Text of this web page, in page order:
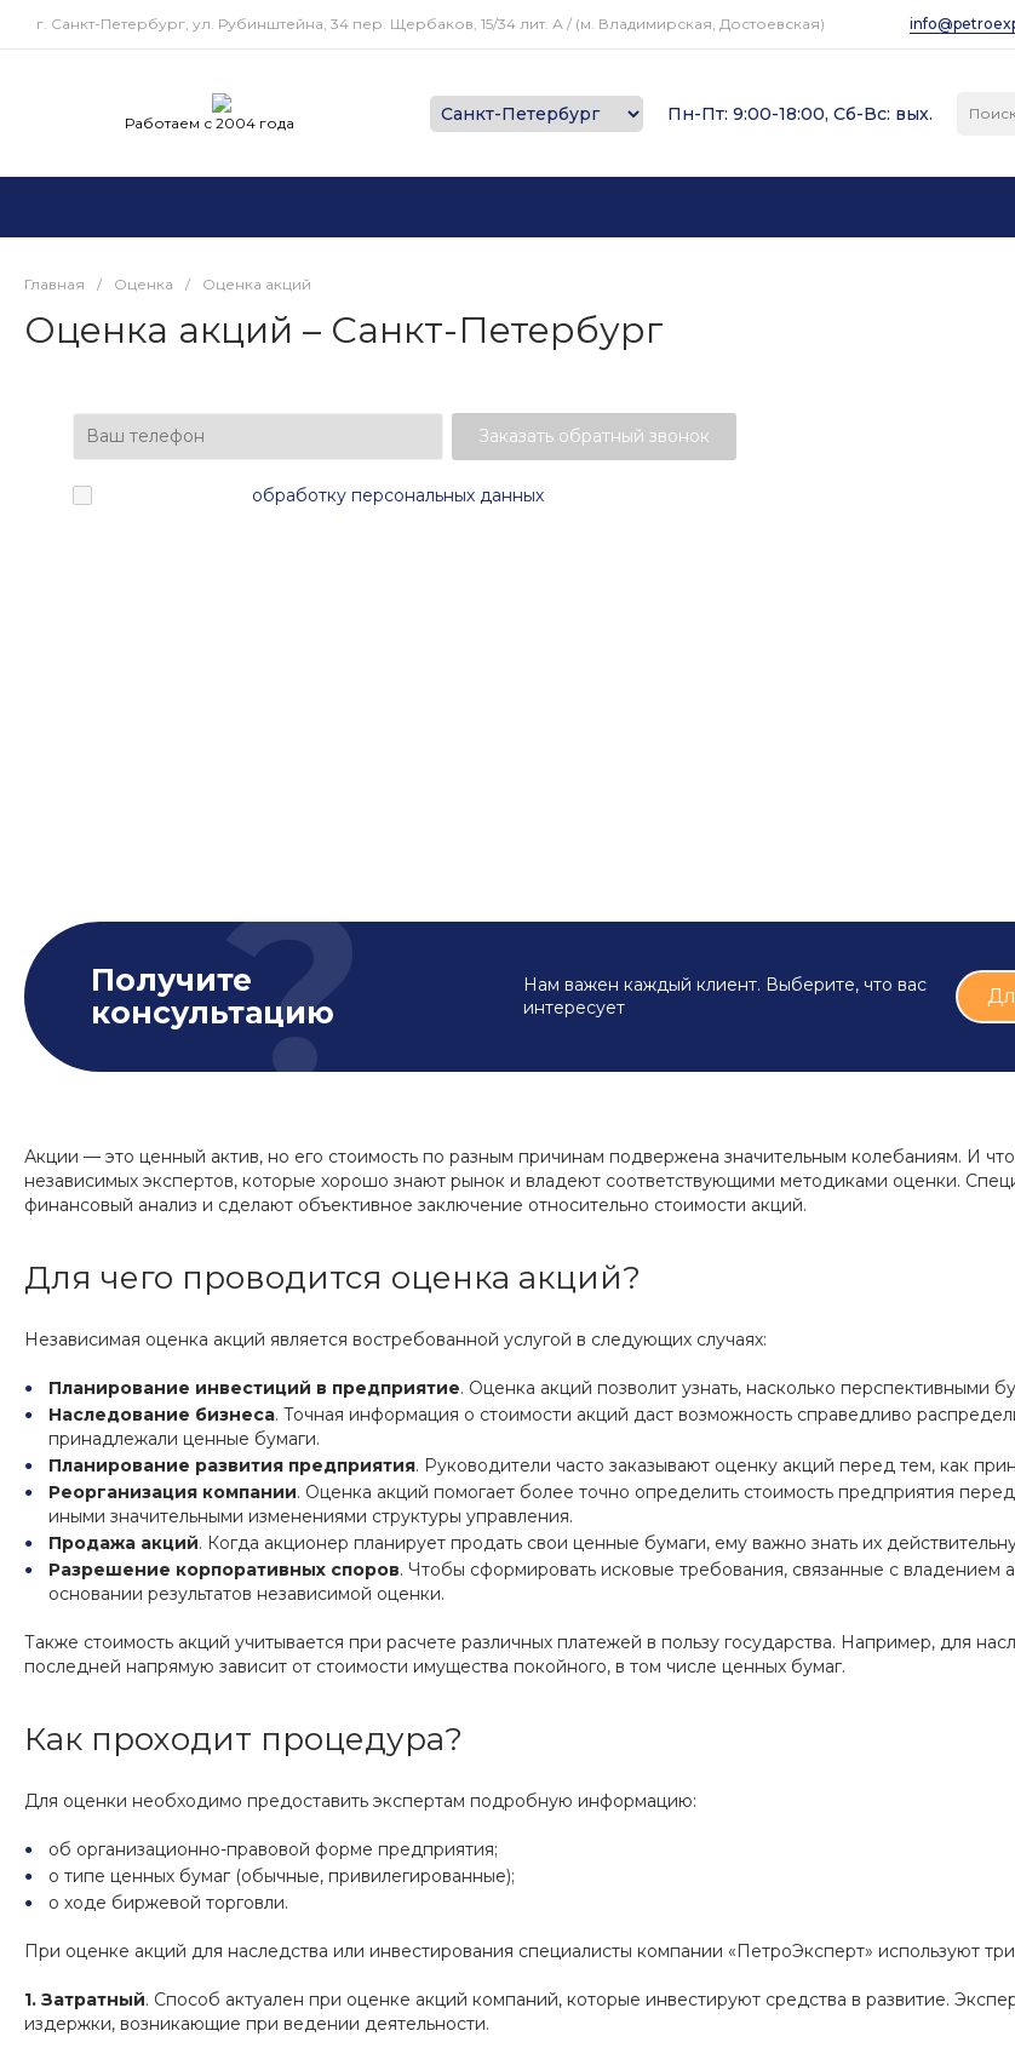
г. Санкт-Петербург, ул. Рубинштейна, 34 пер. Щербаков, 15/34 лит. А / (м. Владимирская, Достоевская)
Работаем с 2004 года Пн-Пт: 9:00-18:00, Сб-Вс: вых.
Главная / Оценка / Оценка акций
Оценка акций – Санкт-Петербург
Заказать обратный звонок
обработку персональных данных
Получите
консультацию
Нам важен каждый клиент. Выберите, что вас
интересует
Акции — это ценный актив, но его стоимость по разным причинам подвержена значительным колебаниям. И
независимых экспертов, которые хорошо знают рынок и владеют соответствующими методиками оценки.
финансовый анализ и сделают объективное заключение относительно стоимости акций.
Для чего проводится оценка акций?
Независимая оценка акций является востребованной услугой в следующих случаях:
Планирование инвестиций в предприятие. Оценка акций позволит узнать, насколько перспективными
Наследование бизнеса. Точная информация о стоимости акций даст возможность справедливо
принадлежали ценные бумаги.
Планирование развития предприятия. Руководители часто заказывают оценку акций перед тем, как
Реорганизация компании. Оценка акций помогает более точно определить стоимость предприятия
иными значительными изменениями структуры управления.
Продажа акций. Когда акционер планирует продать свои ценные бумаги, ему важно знать их
Разрешение корпоративных споров. Чтобы сформировать исковые требования, связанные с владением
основании результатов независимой оценки.
Также стоимость акций учитывается при расчете различных платежей в пользу государства. Например, для
последней напрямую зависит от стоимости имущества покойного, в том числе ценных бумаг.
Как проходит процедура?
Для оценки необходимо предоставить экспертам подробную информацию:
об организационно-правовой форме предприятия;
о типе ценных бумаг (обычные, привилегированные);
о ходе биржевой торговли.
При оценке акций для наследства или инвестирования специалисты компании «ПетроЭксперт» используют
1. Затратный. Способ актуален при оценке акций компаний, которые инвестируют средства в развитие.
издержки, возникающие при ведении деятельности.